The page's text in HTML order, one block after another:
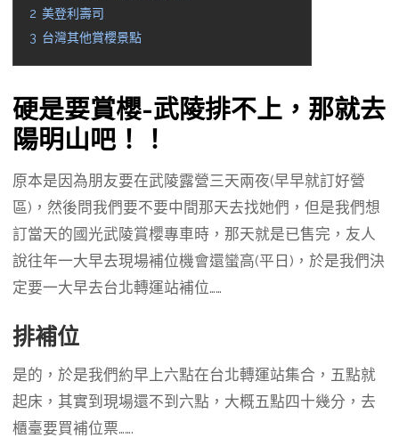
2 美登利壽司
3 台灣其他賞櫻景點
硬是要賞櫻-武陵排不上，那就去
陽明山吧！！
原本是因為朋友要在武陵露營三天兩夜(早早就訂好營
區)，然後問我們要不要中間那天去找她們，但是我們想
訂當天的國光武陵賞櫻專車時，那天就是已售完，友人
說往年一大早去現場補位機會還蠻高(平日)，於是我們決
定要一大早去台北轉運站補位……
排補位
是的，於是我們約早上六點在台北轉運站集合，五點就
起床，其實到現場還不到六點，大概五點四十幾分，去
櫃臺要買補位票…….